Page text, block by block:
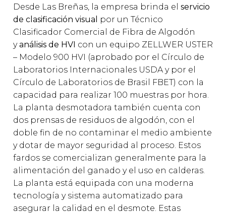
Desde Las Breñas, la empresa brinda el servicio
de clasificación visual
por un Técnico
Clasificador Comercial de Fibra de Algodón
yanálisis de HVI con un equipo ZELLWER USTER
– Modelo 900 HVI (aprobado por el Círculo de
Laboratorios Internacionales USDA y por el
Círculo de Laboratorios de Brasil FBET) con la
capacidad para realizar 100 muestras por hora.
La planta desmotadora también cuenta con
dos prensas de residuos de algodón, con el
doble fin de no contaminar el medio ambiente
y dotar de mayor seguridad al proceso. Estos
fardos se comercializan generalmente para la
alimentación del ganado y el uso en calderas.
La planta está equipada con una moderna
tecnología y sistema automatizado para
asegurar la calidad en el desmote. Estas